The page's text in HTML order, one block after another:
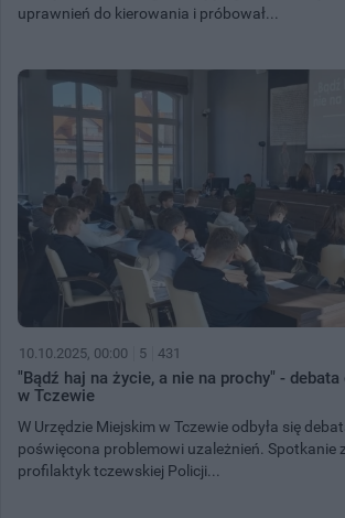
uprawnień do kierowania i próbował...
10.10.2025, 00:00 5 431
"Bądź haj na życie, a nie na prochy" -
w Tczewie
W Urzędzie Miejskim w Tczewie odbyła się
poświęcona problemowi uzależnień. Spotkanie
profilaktyk tczewskiej Policji...